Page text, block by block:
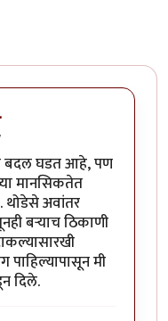
बदल घडत आहे, पण
मानसिकतेत
अवांतर
बऱ्याच ठिकाणी
मी
दिले.